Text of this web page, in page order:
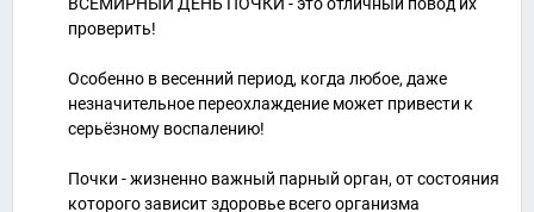
проверить!
Особенно в весенний период, когда любое, даже
незначительное переохлаждение может привести к
серьёзному воспалению!
Почки - жизненно важный парный орган, от состояния
которого зависит здоровье всего организма